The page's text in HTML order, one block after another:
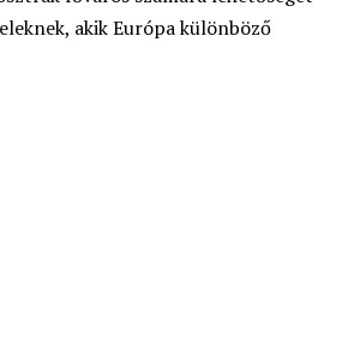
akik Európa különböző